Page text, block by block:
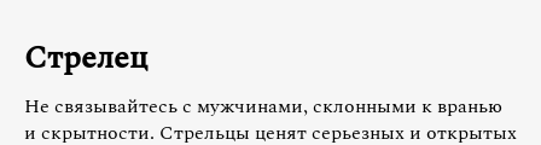
Стрелец
Не связывайтесь с мужчинами, склонными к вранью
и скрытности. Стрельцы ценят серьезных и открытых